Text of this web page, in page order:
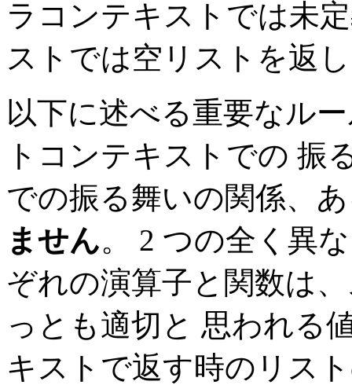
ラコンテキストでは未
ストでは空リストを返
以下に述べる重要なル
トコンテキストでの 振
での振る舞いの関係、
ません。 2 つの全く異
ぞれの演算子と関数は
っとも適切と 思われる
キストで返す時のリス